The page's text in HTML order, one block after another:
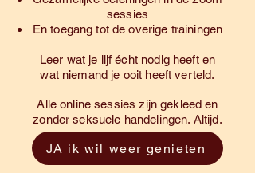
sessies
En toegang tot de overige trainingen
Leer wat je lijf écht nodig heeft en
wat niemand je ooit heeft verteld.
Alle online sessies zijn gekleed en
zonder seksuele handelingen. Altijd.
JA ik wil weer genieten